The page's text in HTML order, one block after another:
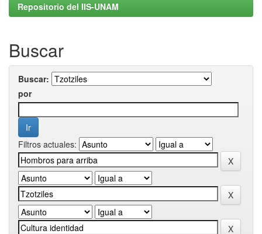
Repositorio del IIS-UNAM
Buscar
Buscar:
por
Filtros actuales: